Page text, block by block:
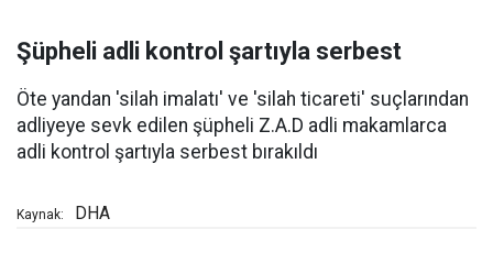
Şüpheli adli kontrol şartıyla serbest
Öte yandan 'silah imalatı' ve 'silah ticareti' suçlarından
adliyeye sevk edilen şüpheli Z.A.D adli makamlarca
adli kontrol şartıyla serbest bırakıldı
Kaynak: DHA